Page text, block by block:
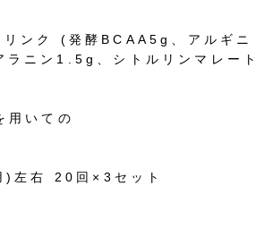
ンク ( 発酵 BCAA5g
、アルギニ
ラニン 1.5g
、シトルリンマレート
用いての
) 左右 20 回 ×3 セット